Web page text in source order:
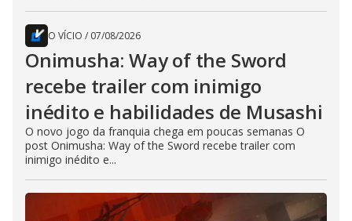
O VÍCIO / 07/08/2026
Onimusha: Way of the Sword
recebe trailer com inimigo
inédito e habilidades de Musashi
O novo jogo da franquia chega em poucas semanas O
post Onimusha: Way of the Sword recebe trailer com
inimigo inédito e...